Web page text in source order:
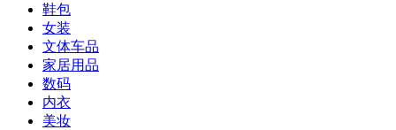
鞋包
女装
文体车品
家居用品
数码
内衣
美妆